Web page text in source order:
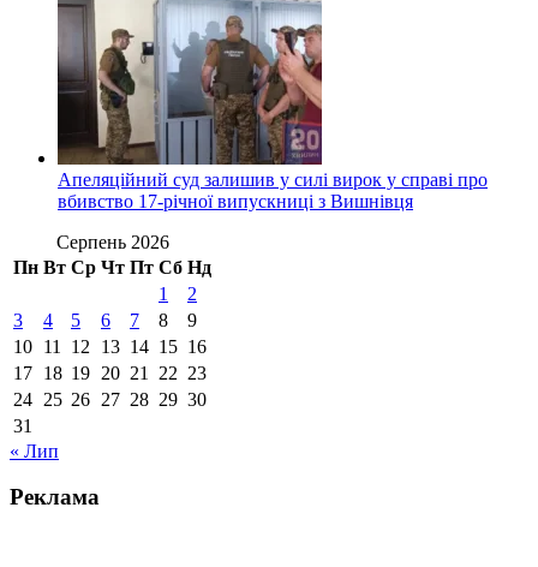
Апеляційний суд залишив у силі вирок у справі про
вбивство 17-річної випускниці з Вишнівця
Серпень 2026
Пн Вт Ср Чт Пт Сб Нд
1
2
3
4 5 6 7 8
9
10 11 12 13 14 15 16
17 18 19 20 21 22 23
24 25 26 27 28 29 30
31
« Лип
Реклама